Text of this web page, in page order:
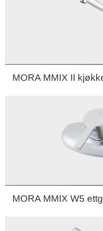
MORA MMIX II
MORA MMIX W5